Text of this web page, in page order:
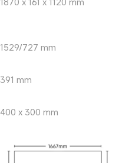
1529/727 mm
391 mm
400 x 300 mm